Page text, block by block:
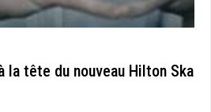
la tête du nouveau Hilton Ska